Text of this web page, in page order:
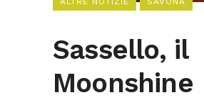
Sassello, il
Moonshine